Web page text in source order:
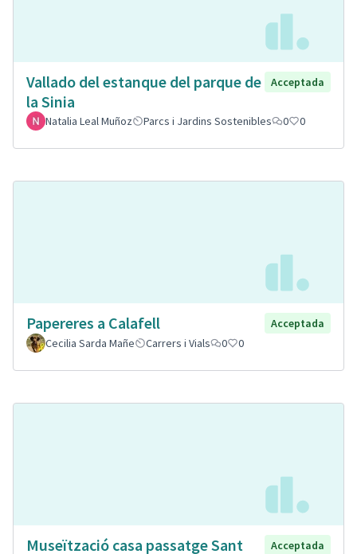
Vallado del estanque del parque de
la Sinia
Acceptada
Natalia Leal Muñoz Parcs i Jardins Sostenibles 0 0
Papereres a Calafell
Acceptada
Cecilia Sarda Mañe
Carrers i Vials 0 0
Museïtzació casa passatge Sant
Acceptada